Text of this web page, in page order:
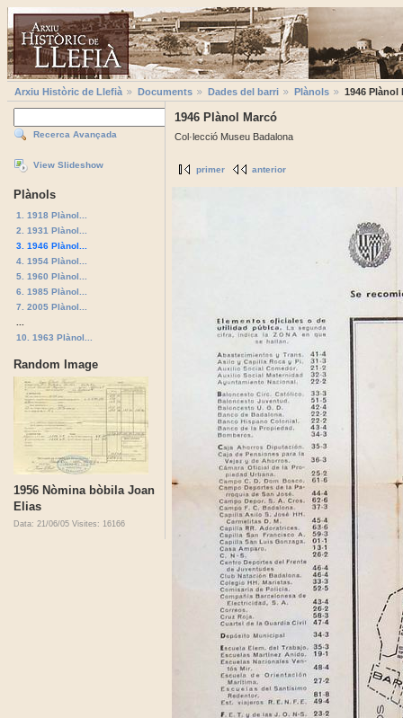
Arxiu Històric de Llefià Documents Dades del barri Plànols 1946 Plànol
Recerca Avançada
View Slideshow
Plànols
1. 1918 Plànol...
2. 1931 Plànol...
3. 1946 Plànol...
4. 1954 Plànol...
5. 1960 Plànol...
6. 1985 Plànol...
7. 2005 Plànol...
10. 1963 Plànol...
Random Image
1956 Nòmina bòbila Joan
Elias
Data: 21/06/05 Visites: 16166
1946 Plànol Marcó
Col·lecció Museu Badalona
primer anterior